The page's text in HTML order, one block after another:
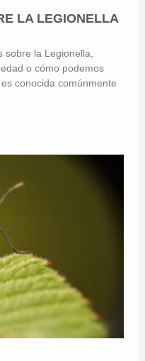
LA LEGIONELLA
sobre la Legionella,
o cómo podemos
conocida comúnmente